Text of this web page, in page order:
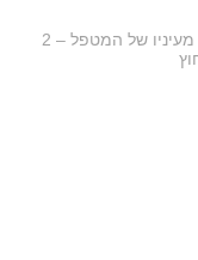
מעיניו של המטפל – 2